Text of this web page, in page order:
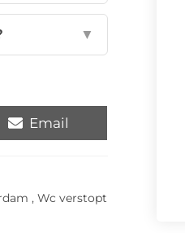
▼
Email
, Wc verstopt